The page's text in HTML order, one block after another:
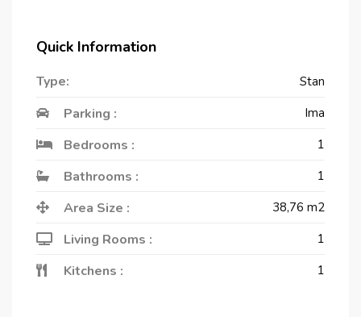
Quick Information
Type: Stan
Parking : Ima
Bedrooms : 1
Bathrooms : 1
Area Size : 38,76 m2
Living Rooms : 1
Kitchens : 1